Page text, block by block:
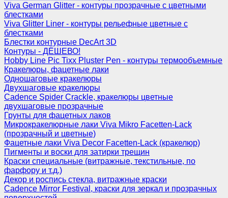
Viva German Glitter - контуры прозрачные с цветными
блестками
Viva Glitter Liner - контуры рельефные цветные с
блестками
Блестки контурные DecArt 3D
Контуры - ДЁШЕВО!
Hobby Line Pic Tixx Pluster Pen - контуры термообъемные
Кракелюры, фацетные лаки
Одношаговые кракелюры
Двухшаговые кракелюры
Cadence Spider Crackle, кракелюры цветные
двухшаговые прозрачные
Грунты для фацетных лаков
Микрокракелюрные лаки Viva Mikro Facetten-Lack
(прозрачный и цветные)
Фацетные лаки Viva Decor Facetten-Lack (кракелюр)
Пигменты и воски для затирки трещин
Краски специальные (витражные, текстильные, по
фарфору и т.д.)
Декор и роспись стекла, витражные краски
Cadence Mirror Festival, краски для зеркал и прозрачных